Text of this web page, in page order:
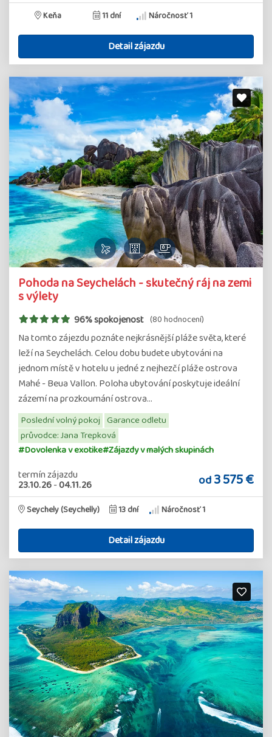
Keňa 11 dní Náročnosť 1
Detail zájazdu
Pohoda na Seychelách - skutečný ráj na zemi
s výlety
96% spokojenost (80 hodnocení)
Na tomto zájezdu poznáte nejkrásnější pláže světa, které
leží na Seychelách. Celou dobu budete ubytováni na
jednom místě v hotelu u jedné z nejhezčí pláže ostrova
Mahé - Beua Vallon. Poloha ubytování poskytuje ideální
zázemí na prozkoumání ostrova…
Poslední volný pokoj Garance odletu
průvodce: Jana Trepková
#Dovolenka v exotike#Zájazdy v malých skupinách
termín zájazdu
23.10.26-04.11.26 od3 575 €
Seychely (Seychelly) 13 dní Náročnosť 1
Detail zájazdu